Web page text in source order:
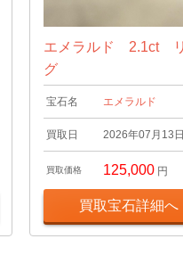
エメラルド 2.1ct
グ
宝石名 エメラルド
買取日 2026年07月13
買取価格 125,000 円
買取宝石詳細へ